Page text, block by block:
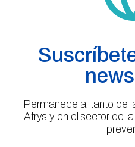
Permanece al tanto de
Atrys y en el sector de